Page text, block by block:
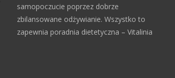
samopoczucie poprzez dobrze
zbilansowane odżywianie. Wszystko to
zapewnia poradnia dietetyczna – Vitalinia